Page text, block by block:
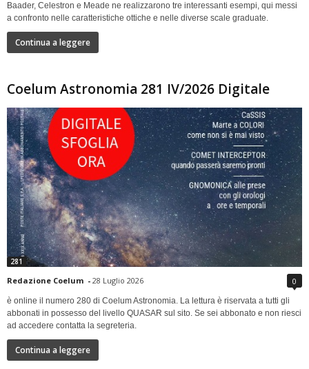
Baader, Celestron e Meade ne realizzarono tre interessanti esempi, qui messi
a confronto nelle caratteristiche ottiche e nelle diverse scale graduate.
Continua a leggere
Coelum Astronomia 281 IV/2026 Digitale
281
Redazione Coelum - 28 Luglio 2026 0
è online il numero 280 di Coelum Astronomia. La lettura è riservata a tutti gli
abbonati in possesso del livello QUASAR sul sito. Se sei abbonato e non riesci
ad accedere contatta la segreteria.
Continua a leggere